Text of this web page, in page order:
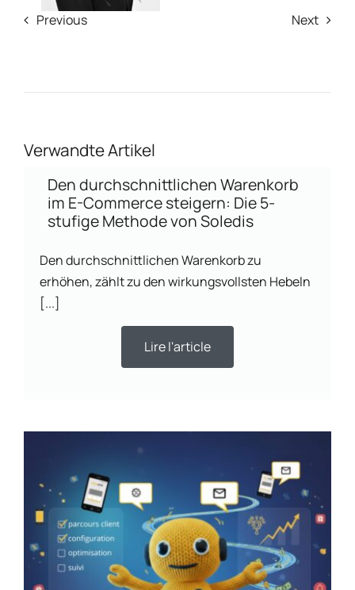
Previous Next
Verwandte Artikel
Den durchschnittlichen Warenkorb
im E-Commerce steigern: Die 5-
stufige Methode von Soledis
Den durchschnittlichen Warenkorb zu
erhöhen, zählt zu den wirkungsvollsten Hebeln
[...]
Lire l'article